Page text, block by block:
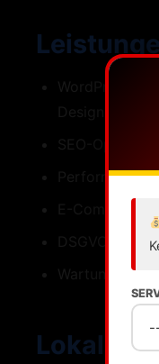
WordPress-
SEO-
Performance
DSGVO-
Wartung
Lokale